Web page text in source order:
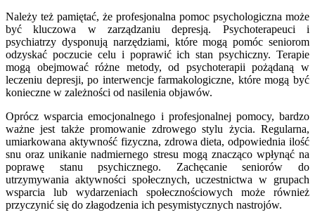
Należy też pamiętać, że profesjonalna pomoc psychologiczna może
być kluczowa w zarządzaniu depresją. Psychoterapeuci i
psychiatrzy dysponują narzędziami, które mogą pomóc seniorom
odzyskać poczucie celu i poprawić ich stan psychiczny. Terapie
mogą obejmować różne metody, od psychoterapii pożądaną w
leczeniu depresji, po interwencje farmakologiczne, które mogą być
konieczne w zależności od nasilenia objawów.
Oprócz wsparcia emocjonalnego i profesjonalnej pomocy, bardzo
ważne jest także promowanie zdrowego stylu życia. Regularna,
umiarkowana aktywność fizyczna, zdrowa dieta, odpowiednia ilość
snu oraz unikanie nadmiernego stresu mogą znacząco wpłynąć na
poprawę stanu psychicznego. Zachęcanie seniorów do
utrzymywania aktywności społecznych, uczestnictwa w grupach
wsparcia lub wydarzeniach społecznościowych może również
przyczynić się do złagodzenia ich pesymistycznych nastrojów.